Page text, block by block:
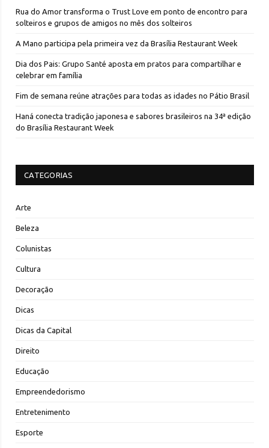
Rua do Amor transforma o Trust Love em ponto de encontro para
solteiros e grupos de amigos no mês dos solteiros
A Mano participa pela primeira vez da Brasília Restaurant Week
Dia dos Pais: Grupo Santé aposta em pratos para compartilhar e
celebrar em família
Fim de semana reúne atrações para todas as idades no Pátio Brasil
Haná conecta tradição japonesa e sabores brasileiros na 34ª edição
do Brasília Restaurant Week
CATEGORIAS
Arte
Beleza
Colunistas
Cultura
Decoração
Dicas
Dicas da Capital
Direito
Educação
Empreendedorismo
Entretenimento
Esporte